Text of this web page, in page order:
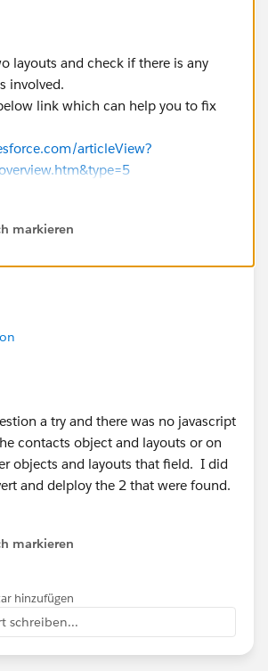
layouts and check if there is any
involved.
link which can help you to fix
articleView?
articleView?
was helpful.
markieren
a try and there was no javascript
contacts object and layouts or on
objects and layouts that field. I did
and delploy the 2 that were found.
markieren
hinzufügen
schreiben...